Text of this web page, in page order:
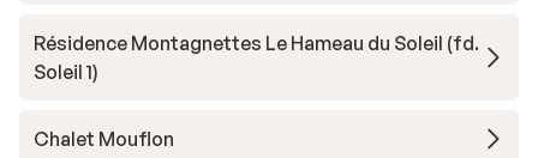
Résidence Montagnettes Le Hameau du Soleil (fd.
Soleil 1)
Chalet Mouflon